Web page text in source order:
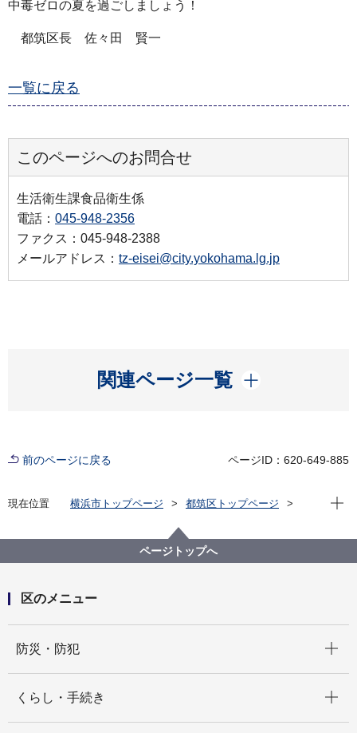
中毒ゼロの夏を過ごしましょう！
都筑区長 佐々田 賢一
一覧に戻る
このページへのお問合せ
生活衛生課食品衛生係
電話： 045-948-2356
ファクス：045-948-2388
メールアドレス： tz-eisei@city.yokohama.lg.jp
関連ページ一覧
開く
前のページに戻る ページID：620-649-885
現在位置 横浜市トップページ
都筑区トップページ
こんにちは、区長です！ 2023年度一覧
食中毒予防キャンペーンを開催しました
現在
ページトップへ
区のメニュー
防災・防犯
くらし・手続き